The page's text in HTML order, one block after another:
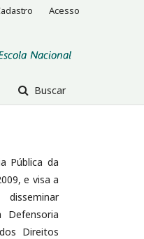
Buscar
Acesso
Pública da
e visa a
Direitos